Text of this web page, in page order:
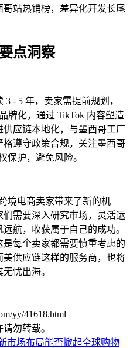
站热销榜，差异化开发长尾
点洞察
- 5 年，卖家需提前规划，
牌化，通过 TikTok 内容塑造
应链本地化，与墨西哥工厂
遵守政策合规，关注墨西哥
保护，避免风险。
境电商卖家带来了新的机
需要深入研究市场，灵活运
航，收获属于自己的成功。
每个卖家都需要慎重考虑的
供应链这样的服务商，也将
忧出海。
yy/41618.html
勿转载。
市场布局能否掀起全球购物